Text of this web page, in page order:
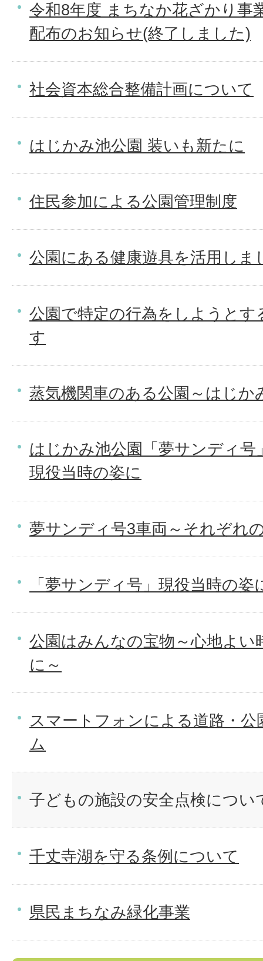
令和8年度 まちなか花ざかり事
配布のお知らせ(終了しました)
社会資本総合整備計画について
はじかみ池公園 装いも新たに
住民参加による公園管理制度
公園にある健康遊具を活用しま
公園で特定の行為をしようとす
す
蒸気機関車のある公園～はじか
はじかみ池公園「夢サンディ号
現役当時の姿に
夢サンディ号3車両～それぞれ
「夢サンディ号」現役当時の姿
公園はみんなの宝物～心地よい
に～
スマートフォンによる道路・
ム
子どもの施設の安全点検につい
千丈寺湖を守る条例について
県民まちなみ緑化事業